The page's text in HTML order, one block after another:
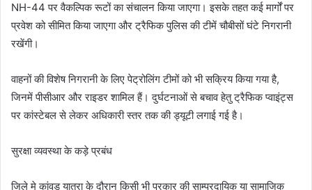
NH-44 पर वैकल्पिक रूटों का संचालन किया जाएगा। इसके तहत कई मार्गों पर
प्रवेश को सीमित किया जाएगा और ट्रैफिक पुलिस की टीमें चौबीसों घंटे निगरानी
रखेंगी।
वाहनों की विशेष निगरानी के लिए पेट्रोलिंग टीमों को भी सक्रिय किया गया है,
जिनमें पीसीआर और राइडर शामिल हैं। दुर्घटनाओं से बचाव हेतु ट्रैफिक प्वाइंट्स
पर कांस्टेबल से लेकर अधिकारी स्तर तक की ड्यूटी लगाई गई है।
सुरक्षा व्यवस्था के कड़े प्रबंध
जिले मे कांवड़ यात्रा के दौरान किसी भी प्रकार की साम्प्रदायिक या सामाजिक